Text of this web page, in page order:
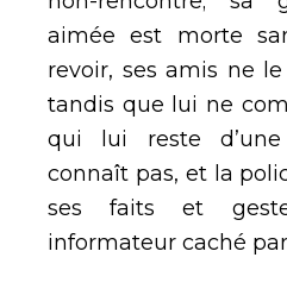
aimée est morte
revoir, ses amis ne
tandis que lui ne
qui lui reste
connaît pas, et la
ses faits et
informateur caché